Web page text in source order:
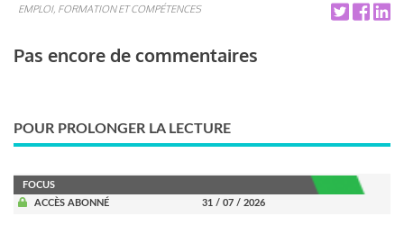
EMPLOI, FORMATION ET COMPÉTENCES
Pas encore de commentaires
POUR PROLONGER LA LECTURE
FOCUS
ACCÈS ABONNÉ
31 / 07 / 2026